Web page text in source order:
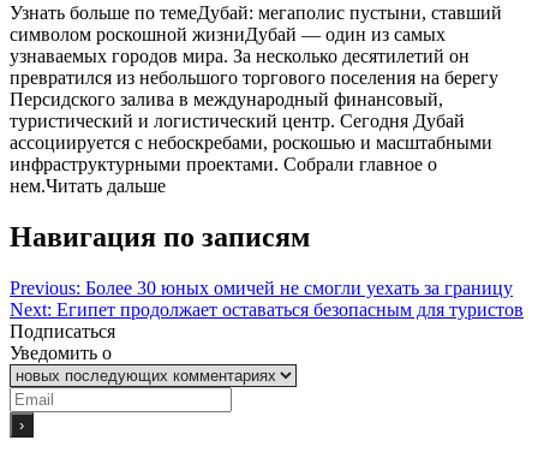
Узнать больше по темеДубай: мегаполис пустыни, ставший
символом роскошной жизниДубай — один из самых
узнаваемых городов мира. За несколько десятилетий он
превратился из небольшого торгового поселения на берегу
Персидского залива в международный финансовый,
туристический и логистический центр. Сегодня Дубай
ассоциируется с небоскребами, роскошью и масштабными
инфраструктурными проектами. Собрали главное о
нем.Читать дальше
Навигация по записям
Previous: Более 30 юных омичей не смогли уехать за границу
Next: Египет продолжает оставаться безопасным для туристов
Подписаться
Уведомить о